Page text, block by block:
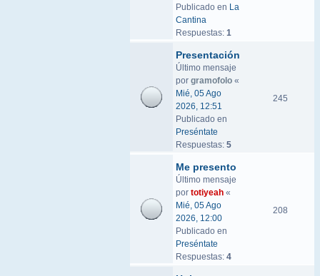
Publicado en La
Cantina
Respuestas: 1
Presentación
Último mensaje
por gramofolo «
Mié, 05 Ago
2026, 12:51
Publicado en
Preséntate
Respuestas: 5
245
Me presento
Último mensaje
por totiyeah «
Mié, 05 Ago
2026, 12:00
Publicado en
Preséntate
Respuestas: 4
208